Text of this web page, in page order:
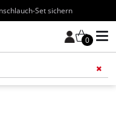
ab 70€
0